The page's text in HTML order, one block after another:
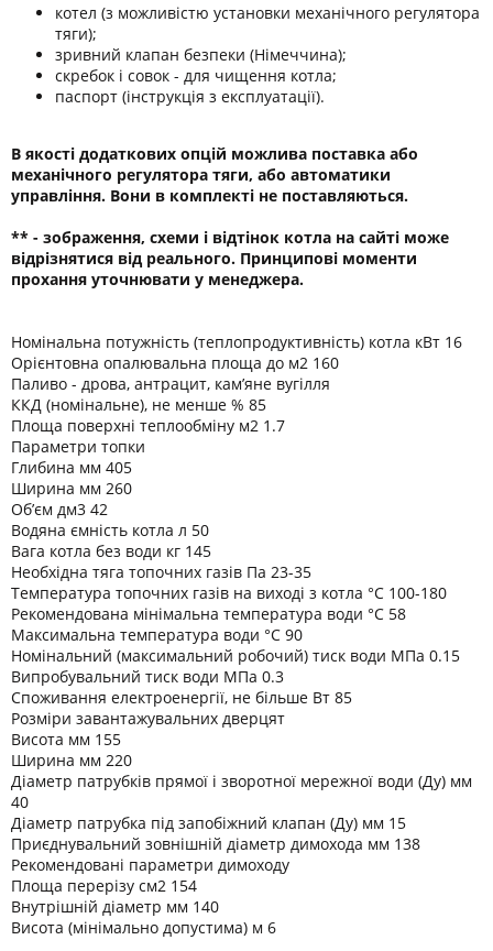
котел (з можливістю установки механічного регулятора
тяги);
зривний клапан безпеки (Німеччина);
скребок і совок - для чищення котла;
паспорт (інструкція з експлуатації).
В якості додаткових опцій можлива поставка або
механічного регулятора тяги, або автоматики
управління. Вони в комплекті не поставляються.
** - зображення, схеми і відтінок котла на сайті може
відрізнятися від реального. Принципові моменти
прохання уточнювати у менеджера.
Номінальна потужність (теплопродуктивність) котла кВт 16
Орієнтовна опалювальна площа до м2 160
Паливо - дрова, антрацит, кам’яне вугілля
ККД (номінальне), не менше % 85
Площа поверхні теплообміну м2 1.7
Параметри топки
Глибина мм 405
Ширина мм 260
Об’єм дм3 42
Водяна ємність котла л 50
Вага котла без води кг 145
Необхідна тяга топочних газів Па 23-35
Температура топочних газів на виході з котла °C 100-180
Рекомендована мінімальна температура води °C 58
Максимальна температура води °C 90
Номінальний (максимальний робочий) тиск води МПа 0.15
Випробувальний тиск води МПа 0.3
Споживання електроенергії, не більше Вт 85
Розміри завантажувальних дверцят
Висота мм 155
Ширина мм 220
Діаметр патрубків прямої і зворотної мережної води (Ду) мм
40
Діаметр патрубка під запобіжний клапан (Ду) мм 15
Приєднувальний зовнішній діаметр димохода мм 138
Рекомендовані параметри димоходу
Площа перерізу см2 154
Внутрішній діаметр мм 140
Висота (мінімально допустима) м 6